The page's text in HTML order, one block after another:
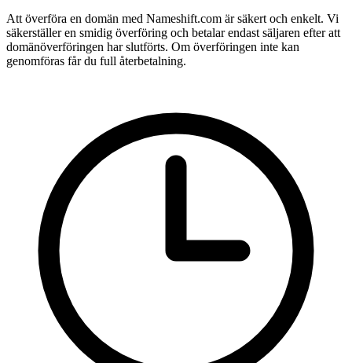
Att överföra en domän med Nameshift.com är säkert och enkelt. Vi
säkerställer en smidig överföring och betalar endast säljaren efter att
domänöverföringen har slutförts. Om överföringen inte kan
genomföras får du full återbetalning.